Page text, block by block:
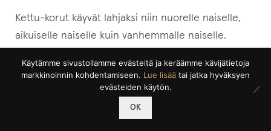
Kettu-korut käyvät lahjaksi niin nuorelle naiselle,
aikuiselle naiselle kuin vanhemmalle naiselle.
tyyleihin boheemista punkkarista
hienostuneempaan rouvaan. Kukapa ei pitäisi
ketuista. Tai arvostaisi taidokasta käsityötä.
Käytämme sivustollamme evästeitä ja keräämme kävijätietoja
markkinoinnin kohdentamiseen. Lue lisää tai jatka hyväksyen
evästeiden käytön.
OK